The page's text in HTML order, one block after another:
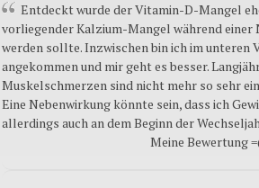
Entdeckt wurde der Vitamin-D-Mangel
vorliegender Kalzium-Mangel während
werden sollte. Inzwischen bin ich im unteren
angekommen und mir geht es besser.
Muskelschmerzen sind nicht mehr so sehr
Eine Nebenwirkung könnte sein, dass ich
allerdings auch an dem Beginn der
Meine Bewertung